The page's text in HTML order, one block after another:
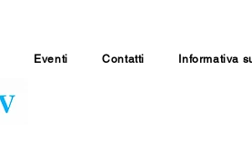
Eventi Contatti Informativa